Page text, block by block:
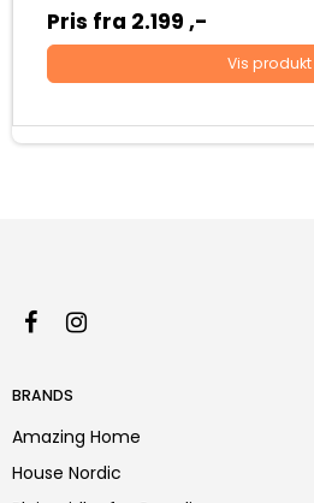
Pris fra 2.199 ,-
Vis produkt
BRANDS
Amazing Home
House Nordic